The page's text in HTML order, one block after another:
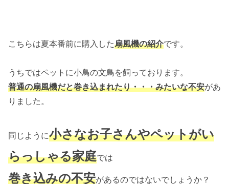
こちらは夏本番前に購入した扇風機の紹介です。
うちではペットに小鳥の文鳥を飼っております。
普通の扇風機だと巻き込まれたり・・・みたいな不安があ
りました。
同じように小さなお子さんやペットがい
らっしゃる家庭では
巻き込みの不安があるのではないでしょうか？